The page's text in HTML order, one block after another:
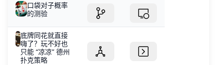
口袋对子概率
的测验
底牌同花就直接
嗨了？玩不好也
只能 “凉凉” 德州
扑克策略